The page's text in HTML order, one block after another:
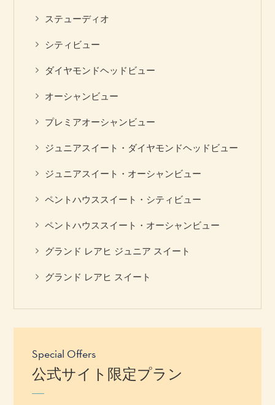
ステューディオ
シティビュー
ダイヤモンドヘッドビュー
オーシャンビュー
プレミアオーシャンビュー
ジュニアスイート・ダイヤモンドヘッドビュー
ジュニアスイート・オーシャンビュー
ペントハウススイート・シティビュー
ペントハウススイート・オーシャンビュー
グランド レアヒ ジュニア スイート
グランド レアヒ スイート
Special Offers
公式サイト限定プラン